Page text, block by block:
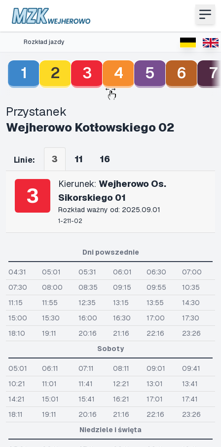
Rozkład jazdy
1 2 3 4 5 6 7
Przystanek
Wejherowo Kotłowskiego 02
Linie: 3 11 16
3 Kierunek: Wejherowo Os.
Sikorskiego 01
Rozkład ważny od: 2025.09.01
1-211-02
Dni powszednie
04:31 05:01 05:31 06:01 06:30
07:00
07:30
08:00 08:35 09:15 09:55
10:35
11:15
11:55 12:35 13:15 13:55
14:30
15:00
15:30 16:00 16:30 17:00
17:30
18:10
19:11 20:16 21:16 22:16
23:26
Soboty
05:01 06:11 07:11 08:11 09:01
09:41
10:21
11:01 11:41 12:21 13:01
13:41
14:21
15:01 15:41 16:21 17:01
17:41
18:11
19:11 20:16 21:16 22:16
23:26
Niedziele i święta